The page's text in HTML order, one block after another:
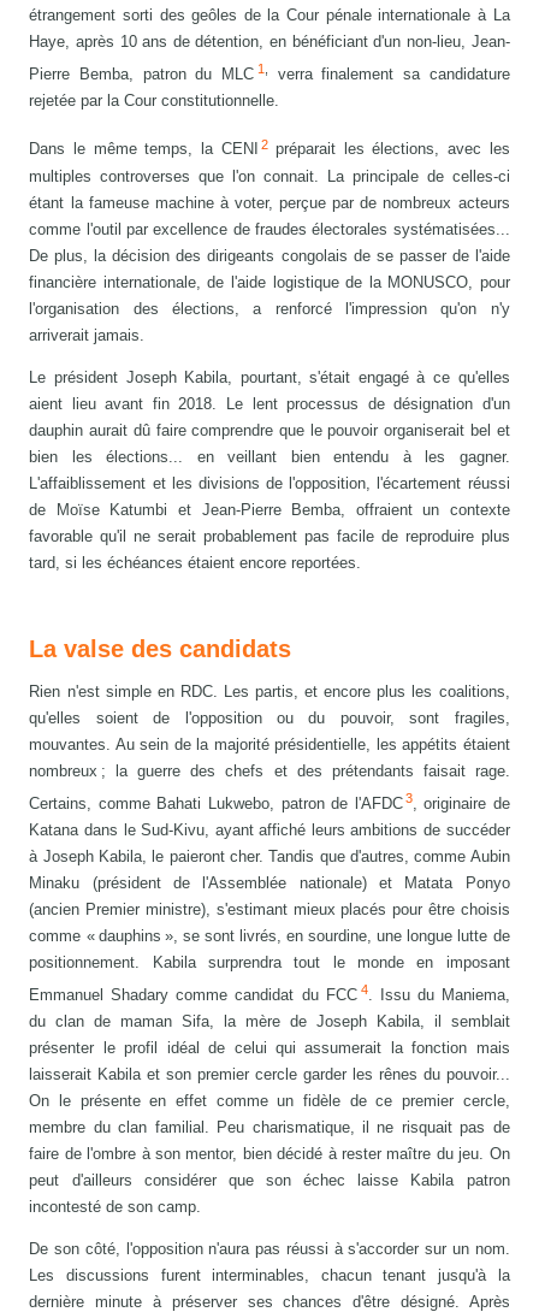
étrangement sorti des geôles de la Cour pénale internationale à La
Haye, après 10 ans de détention, en bénéficiant d'un non-lieu, Jean-
Pierre Bemba, patron du MLC 1
verra finalement sa candidature
rejetée par la Cour constitutionnelle.
Dans le même temps, la CENI 2préparait les élections, avec les
multiples controverses que l'on connait. La principale de celles-ci
étant la fameuse machine à voter, perçue par de nombreux acteurs
comme l'outil par excellence de fraudes électorales systématisées...
De plus, la décision des dirigeants congolais de se passer de l'aide
financière internationale, de l'aide logistique de la MONUSCO, pour
l'organisation des élections, a renforcé l'impression qu'on n'y
arriverait jamais.
Le président Joseph Kabila, pourtant, s'était engagé à ce qu'elles
aient lieu avant fin 2018. Le lent processus de désignation d'un
dauphin aurait dû faire comprendre que le pouvoir organiserait bel et
bien les élections... en veillant bien entendu à les gagner.
L'affaiblissement et les divisions de l'opposition, l'écartement réussi
de Moïse Katumbi et Jean-Pierre Bemba, offraient un contexte
favorable qu'il ne serait probablement pas facile de reproduire plus
tard, si les échéances étaient encore reportées.
La valse des candidats
Rien n'est simple en RDC. Les partis, et encore plus les coalitions,
qu'elles soient de l'opposition ou du pouvoir, sont fragiles,
mouvantes. Au sein de la majorité présidentielle, les appétits étaient
nombreux ; la guerre des chefs et des prétendants faisait rage.
Certains, comme Bahati Lukwebo, patron de l'AFDC3, originaire de
Katana dans le Sud-Kivu, ayant affiché leurs ambitions de succéder
à Joseph Kabila, le paieront cher. Tandis que d'autres, comme Aubin
Minaku (président de l'Assemblée nationale) et Matata Ponyo
(ancien Premier ministre), s'estimant mieux placés pour être choisis
comme « dauphins », se sont livrés, en sourdine, une longue lutte de
positionnement. Kabila surprendra tout le monde en imposant
Emmanuel Shadary comme candidat du FCC 4. Issu du Maniema,
du clan de maman Sifa, la mère de Joseph Kabila, il semblait
présenter le profil idéal de celui qui assumerait la fonction mais
laisserait Kabila et son premier cercle garder les rênes du pouvoir...
On le présente en effet comme un fidèle de ce premier cercle,
membre du clan familial. Peu charismatique, il ne risquait pas de
faire de l'ombre à son mentor, bien décidé à rester maître du jeu. On
peut d'ailleurs considérer que son échec laisse Kabila patron
incontesté de son camp.
De son côté, l'opposition n'aura pas réussi à s'accorder sur un nom.
Les discussions furent interminables, chacun tenant jusqu'à la
dernière minute à préserver ses chances d'être désigné. Après